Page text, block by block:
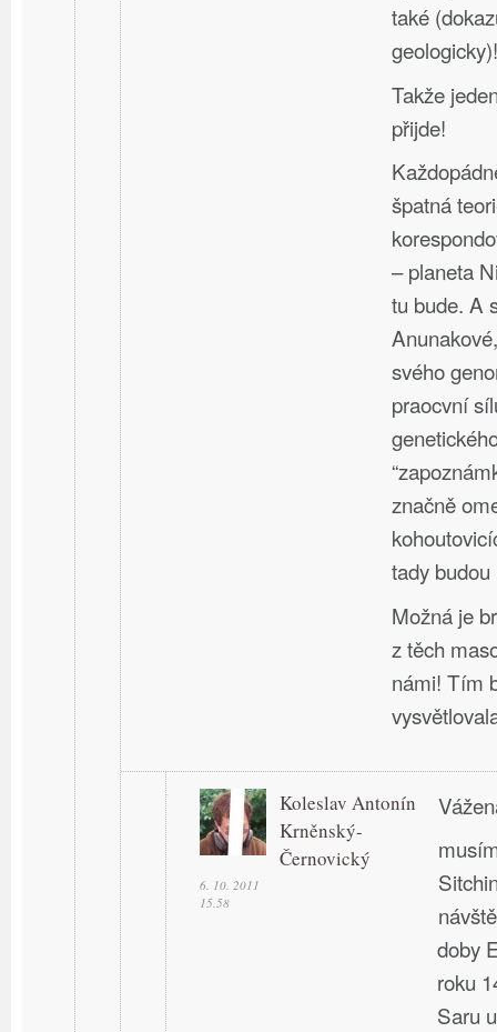
také
geologicky)!
Takže
přijde!
špatná
– planeta
tu bude. A
svého
praocvní
značně
tady
Možná je
z těch
námi! Tím
Koleslav Antonín
Krněnský-
Černovický
6. 10. 2011
15.58
doby
roku
Saru